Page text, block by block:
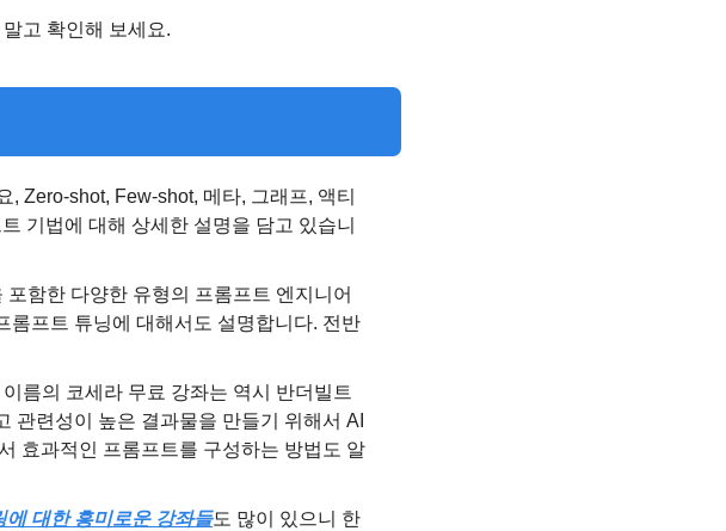
고 확인해 보세요.
, Zero-shot, Few-shot, 메타, 그래프, 액티
기법에 대해 상세한 설명을 담고 있습니
함한 다양한 유형의 프롬프트 엔지니어
롬프트 튜닝에 대해서도 설명합니다. 전반
름의 코세라 무료 강좌는 역시 반더빌트
관련성이 높은 결과물을 만들기 위해서 AI
효과적인 프롬프트를 구성하는 방법도 알
에 대한 흥미로운 강좌들도 많이 있으니 한